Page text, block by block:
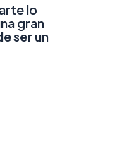
lo
gran
ser un